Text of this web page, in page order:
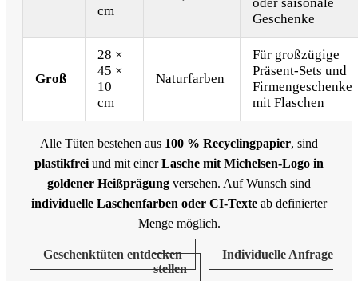
cm
Geschenke
Groß
28 ×
45 ×
10
cm
Naturfarben
Für großzügige
Präsent-Sets und
Firmengeschenke
mit Flaschen
Alle Tüten bestehen aus 100 % Recyclingpapier, sind
plastikfrei und mit einerLasche mit Michelsen-Logo in
goldener Heißprägung versehen. Auf Wunsch sind
individuelle Laschenfarben oder CI-Texte ab definierter
Menge möglich.
Geschenktüten entdecken
Individuelle Anfrage
stellen